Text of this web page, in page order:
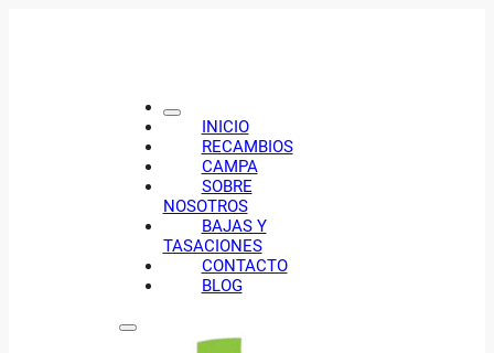
INICIO
RECAMBIOS
CAMPA
SOBRE
NOSOTROS
BAJAS Y
TASACIONES
CONTACTO
BLOG